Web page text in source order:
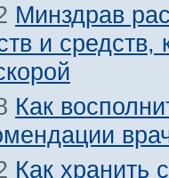
Минздрав
и средств,
Как
Как хранить